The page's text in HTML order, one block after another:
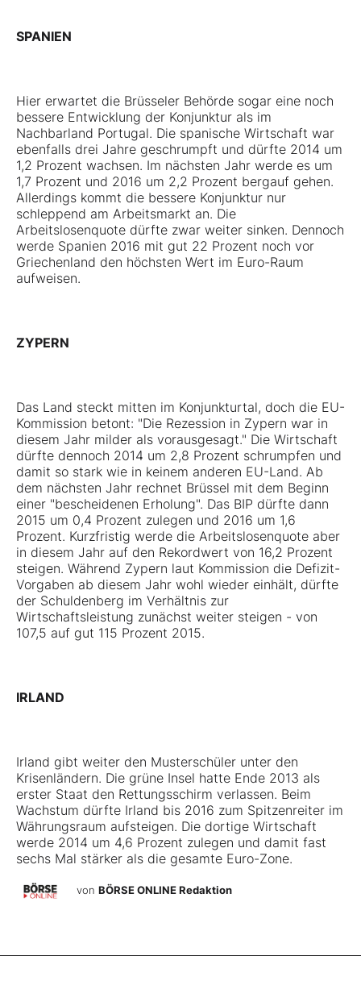
SPANIEN
Hier erwartet die Brüsseler Behörde sogar eine noch
bessere Entwicklung der Konjunktur als im
Nachbarland Portugal. Die spanische Wirtschaft war
ebenfalls drei Jahre geschrumpft und dürfte 2014 um
1,2 Prozent wachsen. Im nächsten Jahr werde es um
1,7 Prozent und 2016 um 2,2 Prozent bergauf gehen.
Allerdings kommt die bessere Konjunktur nur
schleppend am Arbeitsmarkt an. Die
Arbeitslosenquote dürfte zwar weiter sinken. Dennoch
werde Spanien 2016 mit gut 22 Prozent noch vor
Griechenland den höchsten Wert im Euro-Raum
aufweisen.
ZYPERN
Das Land steckt mitten im Konjunkturtal, doch die EU-
Kommission betont: "Die Rezession in Zypern war in
diesem Jahr milder als vorausgesagt." Die Wirtschaft
dürfte dennoch 2014 um 2,8 Prozent schrumpfen und
damit so stark wie in keinem anderen EU-Land. Ab
dem nächsten Jahr rechnet Brüssel mit dem Beginn
einer "bescheidenen Erholung". Das BIP dürfte dann
2015 um 0,4 Prozent zulegen und 2016 um 1,6
Prozent. Kurzfristig werde die Arbeitslosenquote aber
in diesem Jahr auf den Rekordwert von 16,2 Prozent
steigen. Während Zypern laut Kommission die Defizit-
Vorgaben ab diesem Jahr wohl wieder einhält, dürfte
der Schuldenberg im Verhältnis zur
Wirtschaftsleistung zunächst weiter steigen - von
107,5 auf gut 115 Prozent 2015.
IRLAND
Irland gibt weiter den Musterschüler unter den
Krisenländern. Die grüne Insel hatte Ende 2013 als
erster Staat den Rettungsschirm verlassen. Beim
Wachstum dürfte Irland bis 2016 zum Spitzenreiter im
Währungsraum aufsteigen. Die dortige Wirtschaft
werde 2014 um 4,6 Prozent zulegen und damit fast
sechs Mal stärker als die gesamte Euro-Zone.
von BÖRSE ONLINE Redaktion